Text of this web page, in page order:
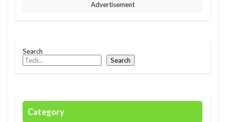
Advertisement
Search
Search
Category